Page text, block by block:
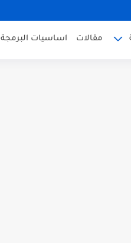
مقالات اساسيات البرمجة